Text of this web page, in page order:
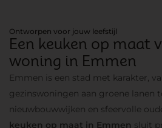
Ontworpen voor jouw leefstijl
Een keuken op maat
woning in Emmen
Emmen is een stad met karakter,
gezinswoningen aan groene lanen
nieuwbouwwijken en sfeervolle
keuken op maat in Emmen sluit